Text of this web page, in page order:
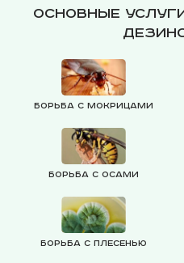
Основные
Борьба с мокрицами
Борьба с осами
Борьба с плесенью